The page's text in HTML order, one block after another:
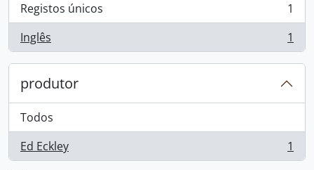
Registos únicos
, 1 resultados
1
Inglês
, 1 resultados 1
produtor
Todos
Ed Eckley
, 1 resultados 1